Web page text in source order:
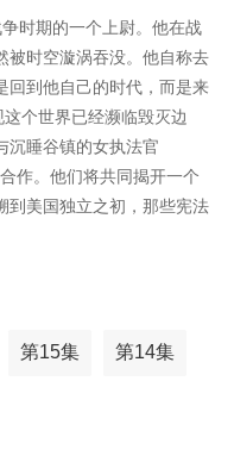
时期的一个上尉。他在战
被时空漩涡吞没。他自称去
到他自己的时代，而是来
个世界已经濒临毁灭边
沉睡谷镇的女执法官
作。他们将共同揭开一个
美国独立之初，那些宪法
第15集 第14集